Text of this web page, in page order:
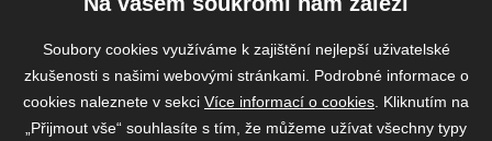
Soubory cookies využíváme k zajištění nejlepší uživatelské
zkušenosti s našimi webovými stránkami. Podrobné informace o
cookies naleznete v sekci Více informací o cookies . Kliknutím na
„Přijmout vše“ souhlasíte s tím, že můžeme užívat všechny typy